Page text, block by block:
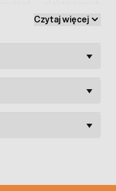
a także królików.
Czytaj więcej